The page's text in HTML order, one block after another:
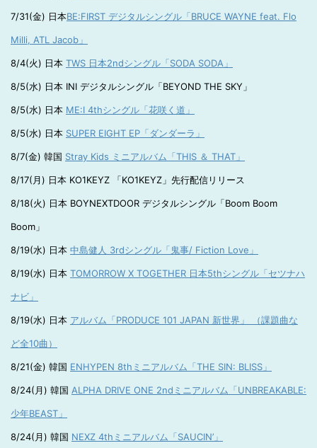
7/31(金) 日本BE:FIRST デジタルシングル「BRUCE WAYNE feat. Flo
Milli, ATL Jacob」
8/4(火) 日本 TWS 日本2ndシングル「SODA SODA」
8/5(水) 日本 INI デジタルシングル「BEYOND THE SKY」
8/5(水) 日本 ME:I 4thシングル「花咲く道」
8/5(水) 日本 SUPER EIGHT EP「ダンダーラ」
8/7(金) 韓国 Stray Kids ミニアルバム「THIS ＆ THAT」
8/17(月) 日本 KO1KEYZ 「KO1KEYZ」先行配信リリース
8/18(火) 日本 BOYNEXTDOOR デジタルシングル「Boom Boom
Boom」
8/19(水) 日本 中島健人 3rdシングル「鬼事/ Fiction Love」
8/19(水) 日本 TOMORROW X TOGETHER 日本5thシングル「セツナハ
ナビ」
8/19(水) 日本 アルバム「PRODUCE 101 JAPAN 新世界」 （課題曲な
ど全10曲）
8/21(金) 韓国 ENHYPEN 8thミニアルバム「THE SIN: BLISS」
8/24(月) 韓国 ALPHA DRIVE ONE 2ndミニアルバム「UNBREAKABLE:
少年BEAST」
8/24(月) 韓国 NEXZ 4thミニアルバム「SAUCIN’」